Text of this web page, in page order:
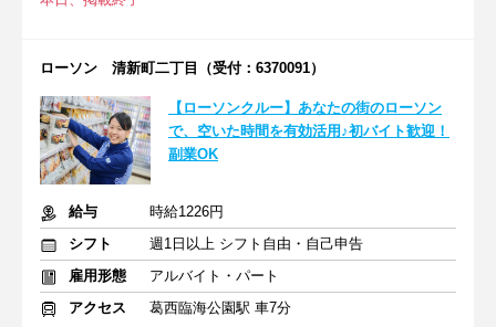
ローソン 清新町二丁目（受付：6370091）
【ローソンクルー】あなたの街のローソン
で、空いた時間を有効活用♪初バイト歓迎！
副業OK
給与
時給1226円
シフト
週1日以上 シフト自由・自己申告
雇用形態
アルバイト・パート
アクセス
葛西臨海公園駅 車7分